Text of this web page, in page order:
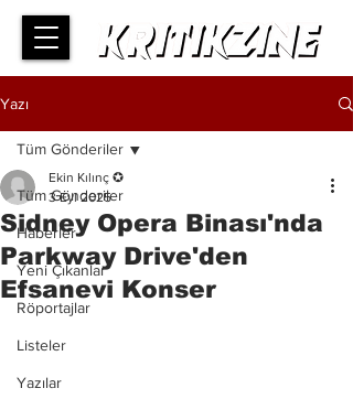
Yazı
Tüm Gönderiler
Haberler
Yeni Çıkanlar
Röportajlar
Listeler
Yazılar
Tüm Gönderiler
Sidney Opera Binası'nda
Parkway Drive'den
Efsanevi Konser
Ekin Kılınç ✪
3 Eyl 2025